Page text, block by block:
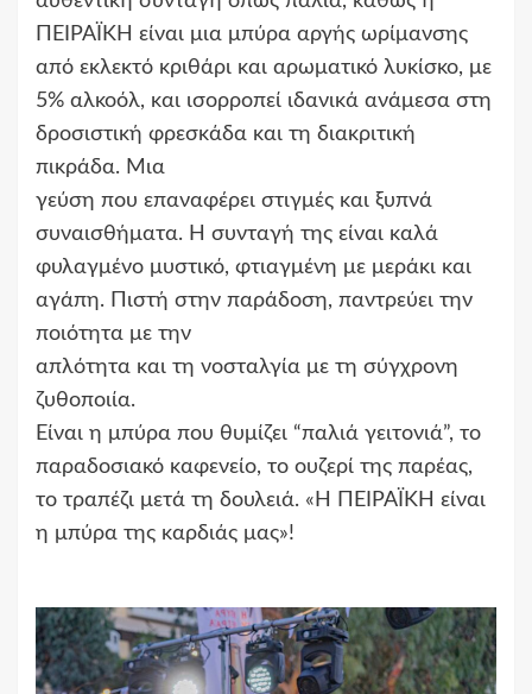
ΠΕΙΡΑΪΚΗ είναι μια μπύρα αργής ωρίμανσης
από εκλεκτό κριθάρι και αρωματικό λυκίσκο, με
5% αλκοόλ, και ισορροπεί ιδανικά ανάμεσα στη
δροσιστική φρεσκάδα και τη διακριτική
πικράδα. Μια
γεύση που επαναφέρει στιγμές και ξυπνά
συναισθήματα. Η συνταγή της είναι καλά
φυλαγμένο μυστικό, φτιαγμένη με μεράκι και
αγάπη. Πιστή στην παράδοση, παντρεύει την
ποιότητα με την
απλότητα και τη νοσταλγία με τη σύγχρονη
ζυθοποιία.
Είναι η μπύρα που θυμίζει “παλιά γειτονιά”, το
παραδοσιακό καφενείο, το ουζερί της παρέας,
το τραπέζι μετά τη δουλειά. «Η ΠΕΙΡΑΪΚΗ είναι
η μπύρα της καρδιάς μας»!